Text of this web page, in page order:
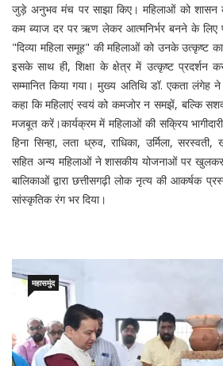
जुड़े अनुभव मंच पर साझा किए। महिलाओं को शासन
कम ब्याज दर पर ऋण लेकर आत्मनिर्भर बनने के लिए
"दिव्या महिला समूह" की महिलाओं को उनके उत्कृष्ट
इसके साथ ही, शिक्षा के क्षेत्र में उत्कृष्ट प्रदर्शन
सम्मानित किया गया। मुख्य अतिथि डॉ. एकता लंगेह
कहा कि महिलाएं स्वयं को कमजोर न समझें, बल्कि
मजबूत करें।कार्यक्रम में महिलाओं की सक्रिय
हिना सिन्हा, लता ध्रुव, राधिका, उर्मिला,
सहित अन्य महिलाओं ने शासकीय योजनाओं पर खुलकर
बालिकाओं द्वारा छत्तीसगढ़ी लोक नृत्य की आकर्षक
सांस्कृतिक रंग भर दिया।
महासमुंद